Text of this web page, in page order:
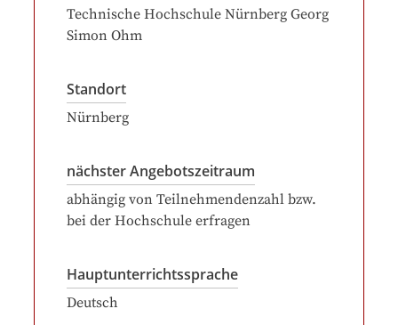
Technische Hochschule Nürnberg Georg
Simon Ohm
Standort
Nürnberg
nächster Angebotszeitraum
abhängig von Teilnehmendenzahl bzw.
bei der Hochschule erfragen
Hauptunterrichtssprache
Deutsch